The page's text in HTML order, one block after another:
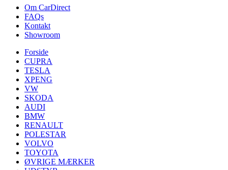
Om CarDirect
FAQs
Kontakt
Showroom
Forside
CUPRA
TESLA
XPENG
VW
SKODA
AUDI
BMW
RENAULT
POLESTAR
VOLVO
TOYOTA
ØVRIGE MÆRKER